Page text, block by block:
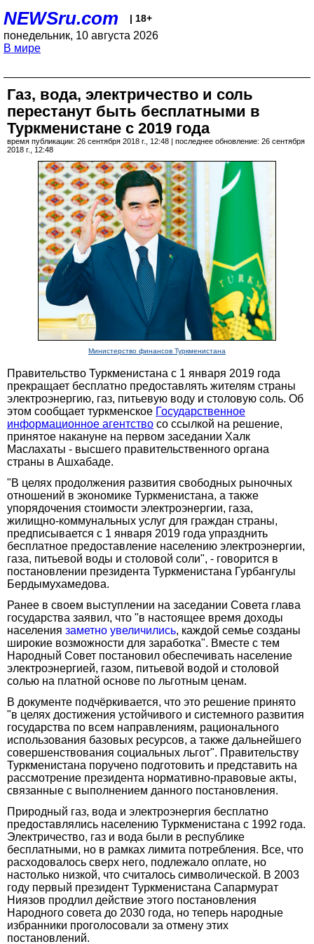
NEWSru.com | 18+
понедельник, 10 августа 2026
В мире
Газ, вода, электричество и соль
перестанут быть бесплатными в
Туркменистане с 2019 года
время публикации: 26 сентября 2018 г., 12:48 | последнее обновление: 26 сентября
2018 г., 12:48
Министерство финансов Туркменистана
Правительство Туркменистана с 1 января 2019 года
прекращает бесплатно предоставлять жителям страны
электроэнергию, газ, питьевую воду и столовую соль. Об
этом сообщает туркменское Государственное
информационное агентство со ссылкой на решение,
принятое накануне на первом заседании Халк
Маслахаты - высшего правительственного органа
страны в Ашхабаде.
"В целях продолжения развития свободных рыночных
отношений в экономике Туркменистана, а также
упорядочения стоимости электроэнергии, газа,
жилищно-коммунальных услуг для граждан страны,
предписывается с 1 января 2019 года упразднить
бесплатное предоставление населению электроэнергии,
газа, питьевой воды и столовой соли", - говорится в
постановлении президента Туркменистана Гурбангулы
Бердымухамедова.
Ранее в своем выступлении на заседании Совета глава
государства заявил, что "в настоящее время доходы
населения заметно увеличились, каждой семье созданы
широкие возможности для заработка". Вместе с тем
Народный Совет постановил обеспечивать население
электроэнергией, газом, питьевой водой и столовой
солью на платной основе по льготным ценам.
В документе подчёркивается, что это решение принято
"в целях достижения устойчивого и системного развития
государства по всем направлениям, рационального
использования базовых ресурсов, а также дальнейшего
совершенствования социальных льгот". Правительству
Туркменистана поручено подготовить и представить на
рассмотрение президента нормативно-правовые акты,
связанные с выполнением данного постановления.
Природный газ, вода и электроэнергия бесплатно
предоставлялись населению Туркменистана с 1992 года.
Электричество, газ и вода были в республике
бесплатными, но в рамках лимита потребления. Все, что
расходовалось сверх него, подлежало оплате, но
настолько низкой, что считалось символической. В 2003
году первый президент Туркменистана Сапармурат
Ниязов продлил действие этого постановления
Народного совета до 2030 года, но теперь народные
избранники проголосовали за отмену этих
постановлений.